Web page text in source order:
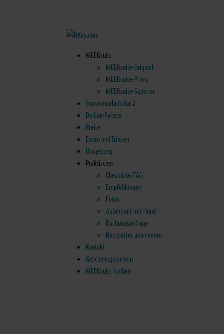
MEERsuits
MEERsuite-Original
MEERsuite-Prima
MEERsuite-Superior
Sommerurlaub für 2
De Lux-Pakete
Preise
Essen und Trinken
Umgebung
Praktisches
Checkliste/FAQ
Empfehlungen
Fotos
Aufenthalt mit Hund
Buchungsanfrage
Newsletter abonnieren
Kontakt
Geschenkgutschein
MEERsuits buchen